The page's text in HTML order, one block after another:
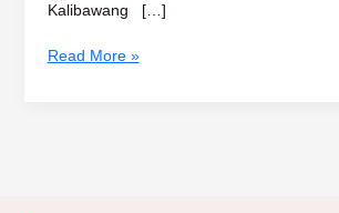
Kalibawang […]
Read More »